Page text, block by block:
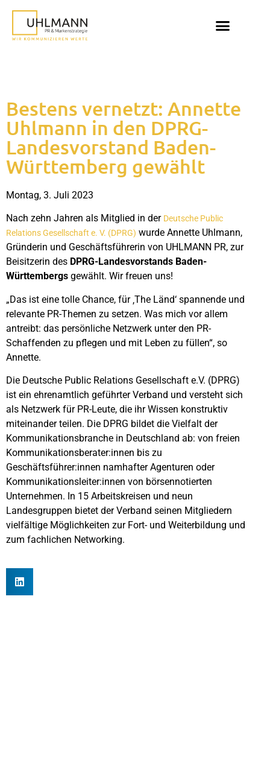
Bestens vernetzt: Annette
Uhlmann in den DPRG-
Landesvorstand Baden-
Württemberg gewählt
Montag, 3. Juli 2023
Nach zehn Jahren als Mitglied in der Deutsche Public
Relations Gesellschaft e. V. (DPRG) wurde Annette Uhlmann,
Gründerin und Geschäftsführerin von UHLMANN PR, zur
Beisitzerin des DPRG-Landesvorstands Baden-
Württembergs gewählt. Wir freuen uns!
„Das ist eine tolle Chance, für ‚The Länd‘ spannende und
relevante PR-Themen zu setzen. Was mich vor allem
antreibt: das persönliche Netzwerk unter den PR-
Schaffenden zu pflegen und mit Leben zu füllen“, so
Annette.
Die Deutsche Public Relations Gesellschaft e.V. (DPRG)
ist ein ehrenamtlich geführter Verband und versteht sich
als Netzwerk für PR-Leute, die ihr Wissen konstruktiv
miteinander teilen. Die DPRG bildet die Vielfalt der
Kommunikationsbranche in Deutschland ab: von freien
Kommunikationsberater:innen bis zu
Geschäftsführer:innen namhafter Agenturen oder
Kommunikationsleiter:innen von börsennotierten
Unternehmen. In 15 Arbeitskreisen und neun
Landesgruppen bietet der Verband seinen Mitgliedern
vielfältige Möglichkeiten zur Fort- und Weiterbildung und
zum fachlichen Networking.